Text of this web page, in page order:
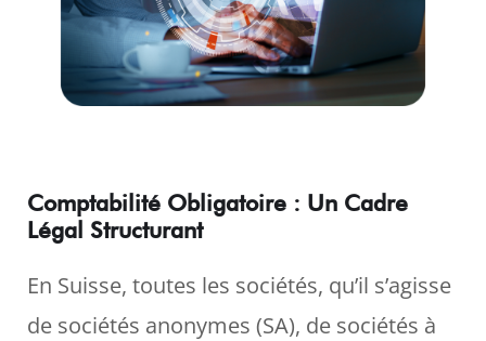
Comptabilité Obligatoire : Un Cadre
Légal Structurant
En Suisse, toutes les sociétés, qu’il s’agisse
de sociétés anonymes (SA), de sociétés à